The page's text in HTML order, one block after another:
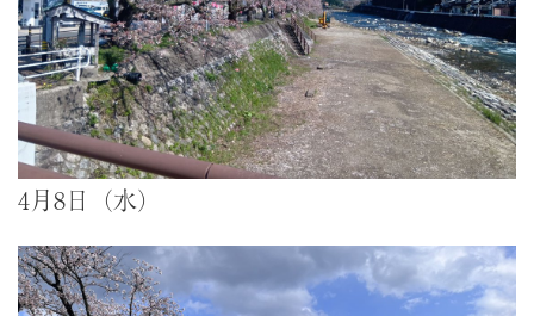
4月8日（水）